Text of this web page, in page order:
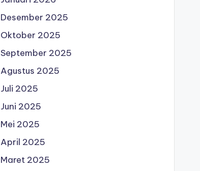
Desember 2025
Oktober 2025
September 2025
Agustus 2025
Juli 2025
Juni 2025
Mei 2025
April 2025
Maret 2025